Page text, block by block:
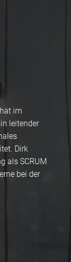
im
leitender
Dirk
als SCRUM
bei der